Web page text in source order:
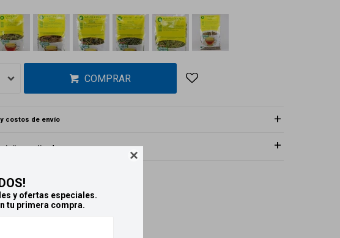

y ofertas especiales.
tu primera compra.
COMPRAR
costos de envío
en tiendas